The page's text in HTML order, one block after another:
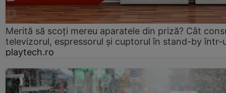
Merită să scoți mereu aparatele din priză? Cât
televizorul, espressorul și cuptorul în stand-by într-
playtech.ro